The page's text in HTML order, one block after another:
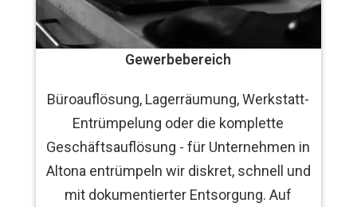
Gewerbebereich
Büroauflösung, Lagerräumung, Werkstatt-
Entrümpelung oder die komplette
Geschäftsauflösung - für Unternehmen in
Altona entrümpeln wir diskret, schnell und
mit dokumentierter Entsorgung. Auf